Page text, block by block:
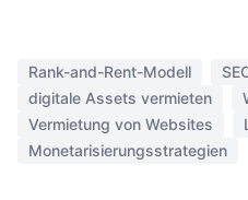
Rank-and-Rent-Modell
digitale Assets vermieten
Vermietung von Websites
Monetarisierungsstrategien